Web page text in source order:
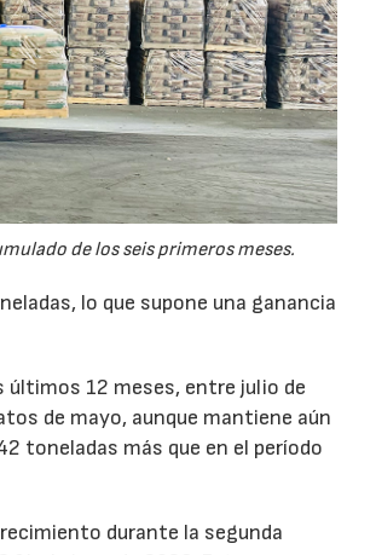
de los seis primeros meses.
lo que supone una ganancia
últimos 12 meses, entre julio de
de mayo, aunque mantiene aún
toneladas más que en el período
durante la segunda